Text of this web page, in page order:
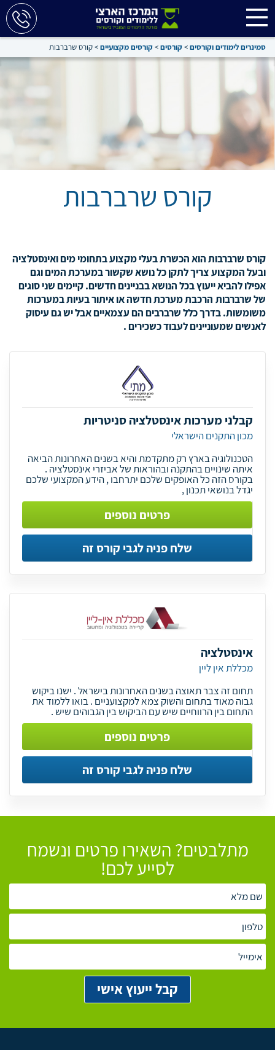
סמינרים לימודים וקורסים>קורסים>קורסים מקצועיים>קורס שרברבות
קורס שרברבות
קורס שרברבות הוא הכשרת בעלי מקצוע בתחומי מים ואינסטלציה
ובעל המקצוע צריך לתקן כל נושא שקשור במערכת המים וגם
אפילו להביא ייעוץ בכל הנושא בבניינים חדשים. קיימים שני סוגים
של שרברבות הרכבת מערכת חדשה או איתור בעיות במערכות
משומשות. בדרך כלל שרברבים הם עצמאיים אבל יש גם עיסוק
לאנשים שמעוניינים לעבוד כשכירים .
קבלני מערכות אינסטלציה סניטריות
מכון התקנים הישראלי
הטכנולוגיה בארץ רק מתקדמת והיא בשנים האחרונות הביאה
איתה שינויים בהתקנה ובהוראות של אביזרי אינסטלציה .
בקורס הזה כל האופקים שלכם יתרחבו , הידע המקצועי שלכם
יגדל בנושאי תכנון ,
פרטים נוספים
שלח פניה לגבי קורס זה
אינסטלציה
מכללת אין ליין
תחום זה צבר תאוצה בשנים האחרונות בישראל . ישנו ביקוש
גבוה מאוד בתחום והשוק צמא למקצועניים . בואו ללמוד את
התחום בין הרווחיים שיש עם הביקוש בין הגבוהים שיש .
פרטים נוספים
שלח פניה לגבי קורס זה
מתלבטים? השאירו פרטים ונשמח
לסייע לכם!